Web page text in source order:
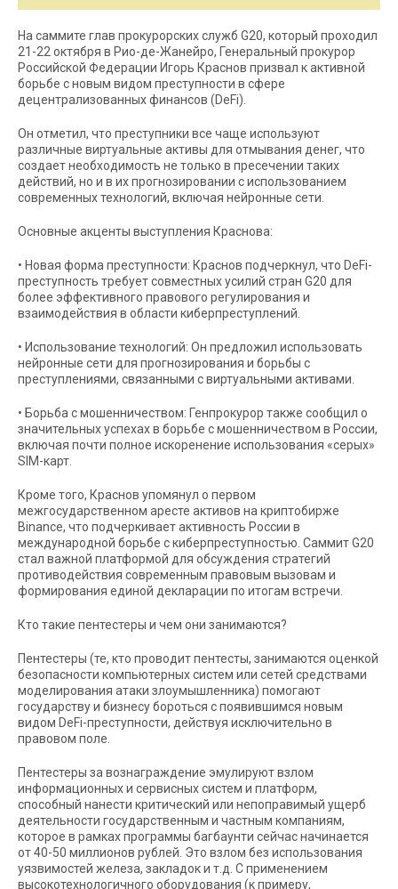
На саммите глав прокурорских служб G20, который проходил
21-22 октября в Рио-де-Жанейро, Генеральный прокурор
Российской Федерации Игорь Краснов призвал к активной
борьбе с новым видом преступности в сфере
децентрализованных финансов (DeFi).
Он отметил, что преступники все чаще используют
различные виртуальные активы для отмывания денег, что
создает необходимость не только в пресечении таких
действий, но и в их прогнозировании с использованием
современных технологий, включая нейронные сети.
Основные акценты выступления Краснова:
• Новая форма преступности: Краснов подчеркнул, что DeFi-
преступность требует совместных усилий стран G20 для
более эффективного правового регулирования и
взаимодействия в области киберпреступлений.
• Использование технологий: Он предложил использовать
нейронные сети для прогнозирования и борьбы с
преступлениями, связанными с виртуальными активами.
• Борьба с мошенничеством: Генпрокурор также сообщил о
значительных успехах в борьбе с мошенничеством в России,
включая почти полное искоренение использования «серых»
SIM-карт.
Кроме того, Краснов упомянул о первом
межгосударственном аресте активов на криптобирже
Binance, что подчеркивает активность России в
международной борьбе с киберпреступностью. Саммит G20
стал важной платформой для обсуждения стратегий
противодействия современным правовым вызовам и
формирования единой декларации по итогам встречи.
Кто такие пентестеры и чем они занимаются?
Пентестеры (те, кто проводит пентесты, занимаются оценкой
безопасности компьютерных систем или сетей средствами
моделирования атаки злоумышленника) помогают
государству и бизнесу бороться с появившимся новым
видом DeFi-преступности, действуя исключительно в
правовом поле.
Пентестеры за вознаграждение эмулируют взлом
информационных и сервисных систем и платформ,
способный нанести критический или непоправимый ущерб
деятельности государственным и частным компаниям,
которое в рамках программы багбаунти сейчас начинается
от 40-50 миллионов рублей. Это взлом без использования
уязвимостей железа, закладок и т.д. С применением
высокотехнологичного оборудования (к примеру,